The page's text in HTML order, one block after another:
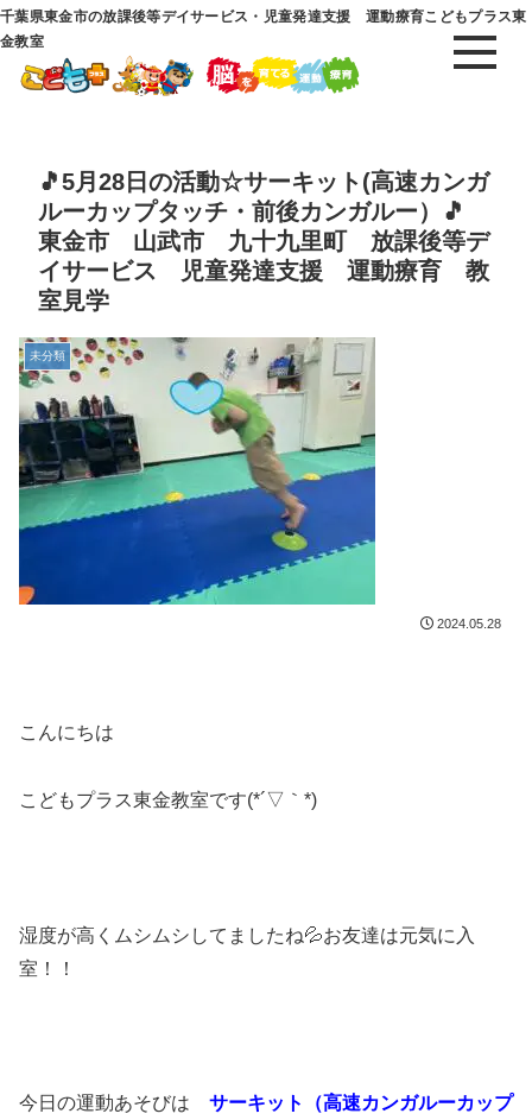
千葉県東金市の放課後等デイサービス・児童発達支援 運動療育こどもプラス東
金教室
🎵5月28日の活動☆サーキット(高速カンガ
ルーカップタッチ・前後カンガルー）🎵
東金市 山武市 九十九里町 放課後等デ
イサービス 児童発達支援 運動療育 教
室見学
未分類
2024.05.28
こんにちは
こどもプラス東金教室です(*´▽｀*)
湿度が高くムシムシしてましたね💦お友達は元気に入
室！！
今日の運動あそびは サーキット（高速カンガルーカップ